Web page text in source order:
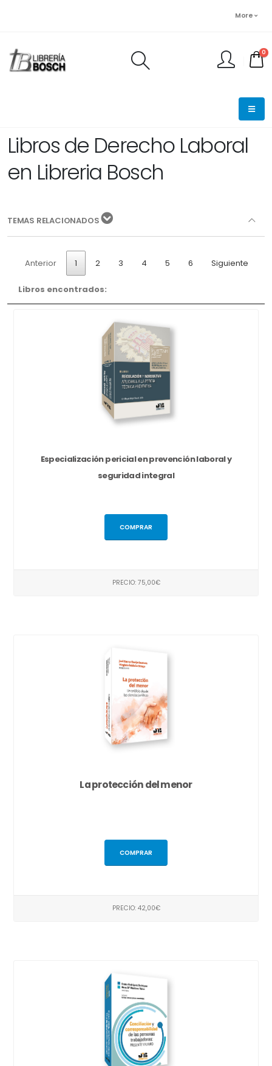
More
0
Libros de Derecho Laboral
en Libreria Bosch
TEMAS RELACIONADOS
Anterior 1 2 3 4 5 6 Siguiente
Libros encontrados:
Especialización pericial en prevención laboral y
seguridad integral
COMPRAR
PRECIO: 75,00€
La protección del menor
COMPRAR
PRECIO: 42,00€